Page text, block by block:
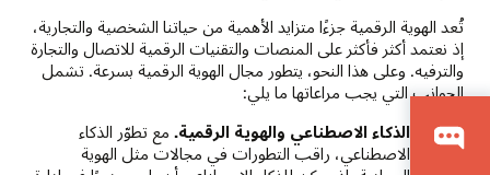
تُعد الهوية الرقمية جزءًا متزايد الأهمية من حياتنا الشخصية والتجارية،
إذ نعتمد أكثر فأكثر على المنصات والتقنيات الرقمية للاتصال والتجارة
والترفيه. وعلى هذا النحو، يتطور مجال الهوية الرقمية بسرعة. تشمل
الجوانب التي يجب مراعاتها ما يلي:
الذكاء الاصطناعي والهوية الرقمية. مع تطوّر الذكاء
الاصطناعي، راقب التطورات في مجالات مثل الهوية